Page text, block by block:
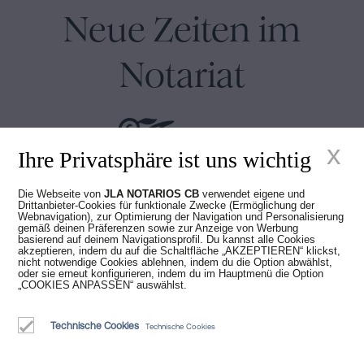
Neue Zeiten im
Notariat
Juan Madridejos Velasco
Luis Alberto Álvarez Moreno
Notare von Barcelona und Online-Notare für ganz Spanien
Dienstleistungen
Wer wir sind
Ihre Privatsphäre ist uns wichtig
Die Webseite vonJLA NOTARIOS CB verwendet eigene und
Drittanbieter-Cookies für funktionale Zwecke (Ermöglichung der
Webnavigation), zur Optimierung der Navigation und Personalisierung
gemäß deinen Präferenzen sowie zur Anzeige von Werbung
basierend auf deinem Navigationsprofil. Du kannst alle Cookies
akzeptieren, indem du auf die Schaltfläche „AKZEPTIEREN“ klickst,
nicht notwendige Cookies ablehnen, indem du die Option abwählst,
oder sie erneut konfigurieren, indem du im Hauptmenü die Option
„COOKIES ANPASSEN“ auswählst.
Technische Cookies Technische Cookies
x